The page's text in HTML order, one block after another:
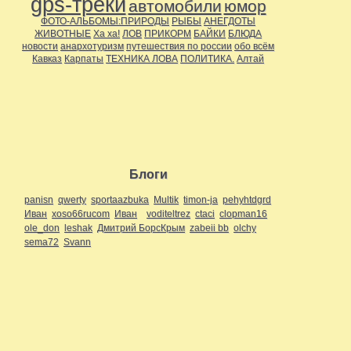
gps-треки автомобили юмор
ФОТО-АЛЬБОМЫ:ПРИРОДЫ РЫБЫ АНЕГДОТЫ
ЖИВОТНЫЕ Ха ха! ЛОВ ПРИКОРМ БАЙКИ БЛЮДА
новости анархотуризм путешествия по россии обо всём
Кавказ Карпаты ТЕХНИКА ЛОВА ПОЛИТИКА. Алтай
Блоги
panisn qwerty sportaazbuka Multik timon-ja pehyhtdgrd
Иван xoso66rucom Иван voditeltrez ctaci clopman16
ole_don leshak Дмитрий БорсКрым zabeii bb olchy
sema72 Svann